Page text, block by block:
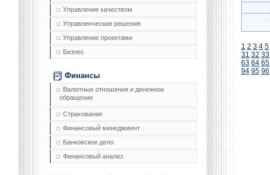
Управление качеством
Управленческие решения
Управление проектами
Бизнес
Финансы
Валютные отношения и денежное
обращение
Страхование
Финансовый менеджмент
Банковское дело
Финансовый анализ
1 2 3 4 5
31 32 33
63 64 65
94 95 96